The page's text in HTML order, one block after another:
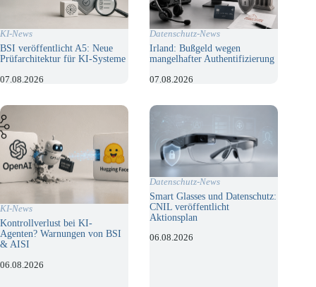
KI-News
BSI veröffentlicht A5: Neue
Prüfarchitektur für KI-Systeme
07.08.2026
Datenschutz-News
Irland: Bußgeld wegen
mangelhafter Authentifizierung
07.08.2026
KI-News
Kontrollverlust bei KI-
Agenten? Warnungen von BSI
& AISI
06.08.2026
Datenschutz-News
Smart Glasses und Datenschutz:
CNIL veröffentlicht
Aktionsplan
06.08.2026